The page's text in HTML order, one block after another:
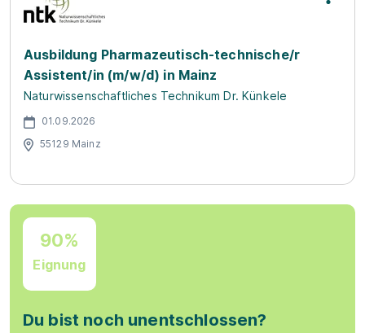
Ausbildung Pharmazeutisch-technische/r
Assistent/in (m/w/d) in Mainz
Naturwissenschaftliches Technikum Dr. Künkele
01.09.2026
55129 Mainz
90%
Eignung
Du bist noch unentschlossen?